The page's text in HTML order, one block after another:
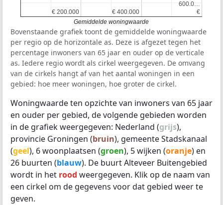
€ 200.000
€ 200.000 € 400.000
€ 400.000 €
€
600.0…
600.0…
Gemiddelde woningwaarde
Bovenstaande grafiek toont de gemiddelde woningwaarde
per regio op de horizontale as. Deze is afgezet tegen het
percentage inwoners van 65 jaar en ouder op de verticale
as. Iedere regio wordt als cirkel weergegeven. De omvang
van de cirkels hangt af van het aantal woningen in een
gebied: hoe meer woningen, hoe groter de cirkel.
Woningwaarde ten opzichte van inwoners van 65 jaar
en ouder per gebied, de volgende gebieden worden
in de grafiek weergegeven: Nederland (grijs),
provincie Groningen (bruin), gemeente Stadskanaal
(geel), 6 woonplaatsen (groen), 5 wijken (oranje) en
26 buurten (blauw). De buurt Alteveer Buitengebied
wordt in het rood weergegeven. Klik op de naam van
een cirkel om de gegevens voor dat gebied weer te
geven.